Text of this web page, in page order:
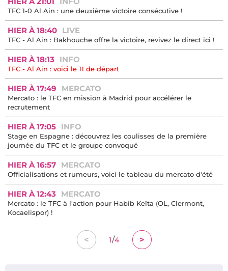
TFC 1-0 Al Ain : une deuxième victoire consécutive !
HIER À 18:40 LIVE
TFC - Al Ain : Bakhouche offre la victoire, revivez le direct ici !
HIER À 18:13 INFO
TFC - Al Ain : voici le 11 de départ
HIER À 17:49 MERCATO
Mercato : le TFC en mission à Madrid pour accélérer le
recrutement
HIER À 17:05 INFO
Stage en Espagne : découvrez les coulisses de la première
journée du TFC et le groupe convoqué
HIER À 16:57 MERCATO
Officialisations et rumeurs, voici le tableau du mercato d'été
HIER À 12:43 MERCATO
Mercato : le TFC à l'action pour Habib Keïta (OL, Clermont,
Kocaelispor) !
< 1/4 >